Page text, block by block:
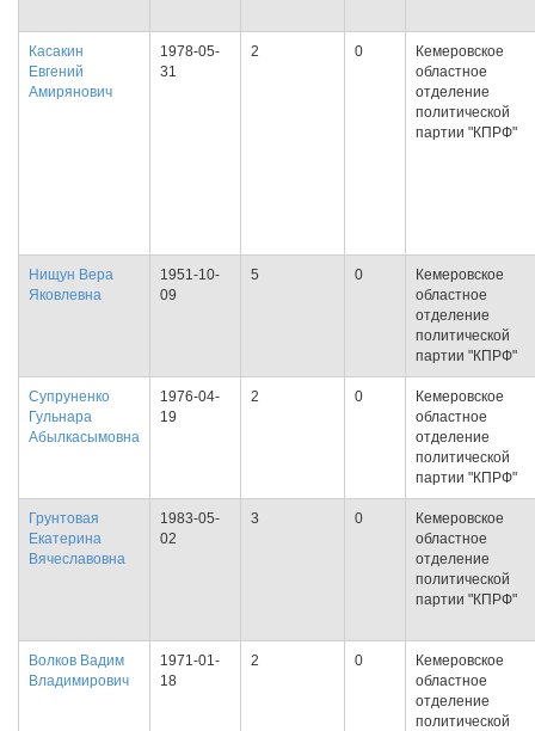
Касакин
Евгений
Амирянович
1978-05-
31
2 0
Кемеровское
областное
отделение
политической
партии "КПРФ"
Нищун Вера
Яковлевна
1951-10-
09
5 0
Кемеровское
областное
отделение
политической
партии "КПРФ"
Супруненко
Гульнара
Абылкасымовна
1976-04-
19
2 0
Кемеровское
областное
отделение
политической
партии "КПРФ"
Грунтовая
Екатерина
Вячеславовна
1983-05-
02
3 0
Кемеровское
областное
отделение
политической
партии "КПРФ"
Волков Вадим
Владимирович
1971-01-
18
2 0
Кемеровское
областное
отделение
политической